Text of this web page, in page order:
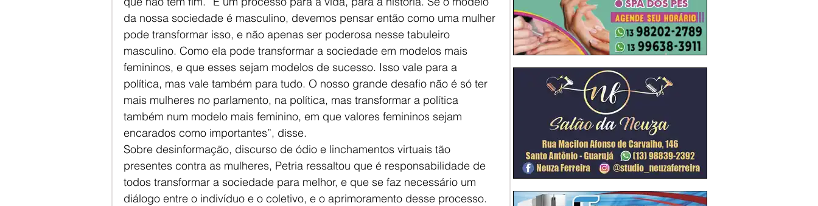
da nossa sociedade é masculino, devemos pensar então como uma mulher
pode transformar isso, e não apenas ser poderosa nesse tabuleiro
masculino. Como ela pode transformar a sociedade em modelos mais
femininos, e que esses sejam modelos de sucesso. Isso vale para a
política, mas vale também para tudo. O nosso grande desafio não é só ter
mais mulheres no parlamento, na política, mas transformar a política
também num modelo mais feminino, em que valores femininos sejam
encarados como importantes”, disse.
Sobre desinformação, discurso de ódio e linchamentos virtuais tão
presentes contra as mulheres, Petria ressaltou que é responsabilidade de
todos transformar a sociedade para melhor, e que se faz necessário um
diálogo entre o indivíduo e o coletivo, e o aprimoramento desse processo.